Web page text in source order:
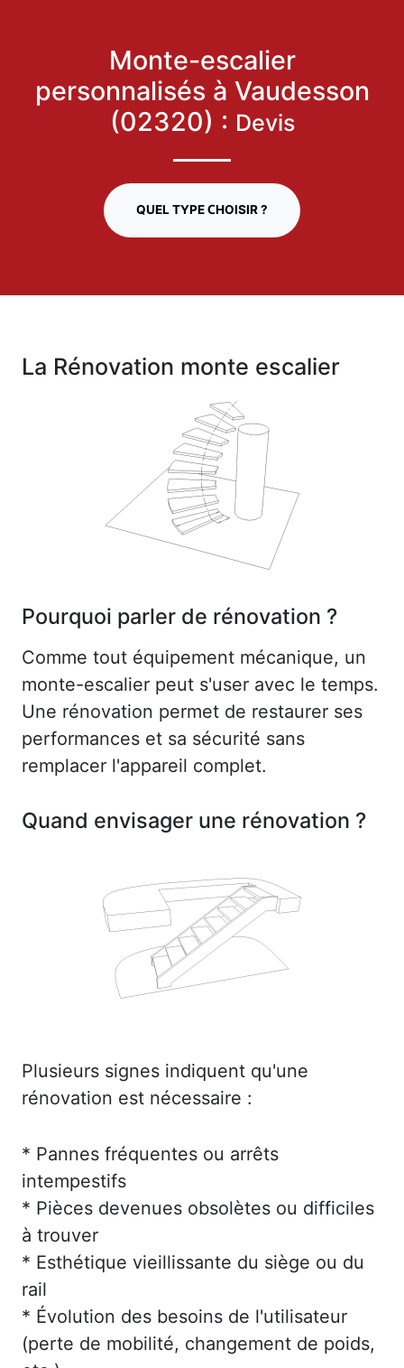
Monte-escalier
personnalisés à Vaudesson
(02320) : Devis
QUEL TYPE CHOISIR ?
La Rénovation monte escalier
Pourquoi parler de rénovation ?
Comme tout équipement mécanique, un
monte-escalier peut s'user avec le temps.
Une rénovation permet de restaurer ses
performances et sa sécurité sans
remplacer l'appareil complet.
Quand envisager une rénovation ?
Plusieurs signes indiquent qu'une
rénovation est nécessaire :
* Pannes fréquentes ou arrêts
intempestifs
* Pièces devenues obsolètes ou difficiles
à trouver
* Esthétique vieillissante du siège ou du
rail
* Évolution des besoins de l'utilisateur
(perte de mobilité, changement de poids,